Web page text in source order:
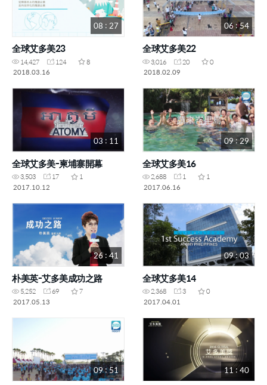
08 : 27
全球艾多美23
14,427 124
8
2018.03.16
06 : 54
全球艾多美22
3,016 20
0
2018.02.09
03 : 11
全球艾多美-柬埔寨開幕
3,503 17
1
2017.10.12
09 : 29
全球艾多美16
2,688 1
1
2017.06.16
26 : 41
朴美英-艾多美成功之路
5,252 69
7
2017.05.13
09 : 03
全球艾多美14
2,368 3
0
2017.04.01
09 : 51 11 : 40